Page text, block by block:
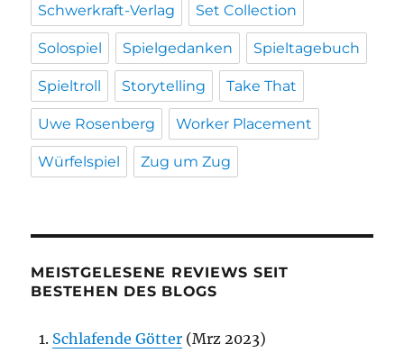
Schwerkraft-Verlag Set Collection
Solospiel Spielgedanken Spieltagebuch
Spieltroll Storytelling Take That
Uwe Rosenberg Worker Placement
Würfelspiel Zug um Zug
MEISTGELESENE REVIEWS SEIT
BESTEHEN DES BLOGS
Schlafende Götter (Mrz 2023)